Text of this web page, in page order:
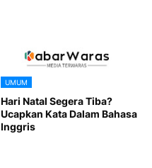
UMUM
Hari Natal Segera Tiba?
Ucapkan Kata Dalam Bahasa
Inggris